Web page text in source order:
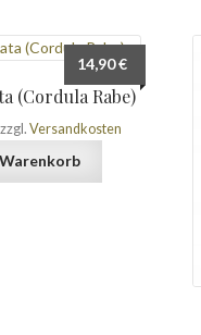
(Cordula Rabe)
14,90€
zzgl.Versandkosten